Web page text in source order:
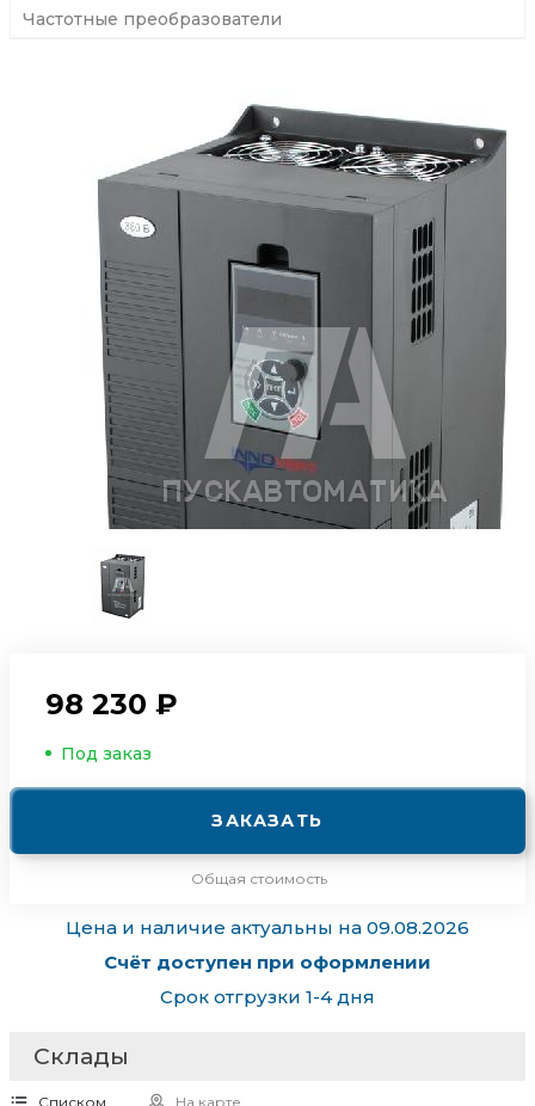
Частотные преобразователи
98 230 ₽
Под заказ
ЗАКАЗАТЬ
Общая стоимость
Цена и наличие актуальны на 09.08.2026
Счёт доступен при оформлении
Срок отгрузки 1-4 дня
Склады
Списком На карте